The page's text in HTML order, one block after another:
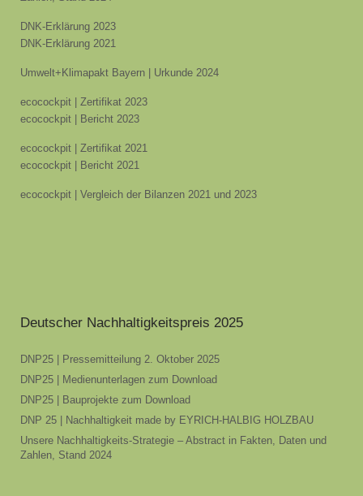
DNK-Erklärung 2023
DNK-Erklärung 2021
Umwelt+Klimapakt Bayern | Urkunde 2024
ecocockpit | Zertifikat 2023
ecocockpit | Bericht 2023
ecocockpit | Zertifikat 2021
ecocockpit | Bericht 2021
ecocockpit | Vergleich der Bilanzen 2021 und 2023
Deutscher Nachhaltigkeitspreis 2025
DNP25 | Pressemitteilung 2. Oktober 2025
DNP25 | Medienunterlagen zum Download
DNP25 | Bauprojekte zum Download
DNP 25 | Nachhaltigkeit made by EYRICH-HALBIG HOLZBAU
Unsere Nachhaltigkeits-Strategie – Abstract in Fakten, Daten und
Zahlen, Stand 2024